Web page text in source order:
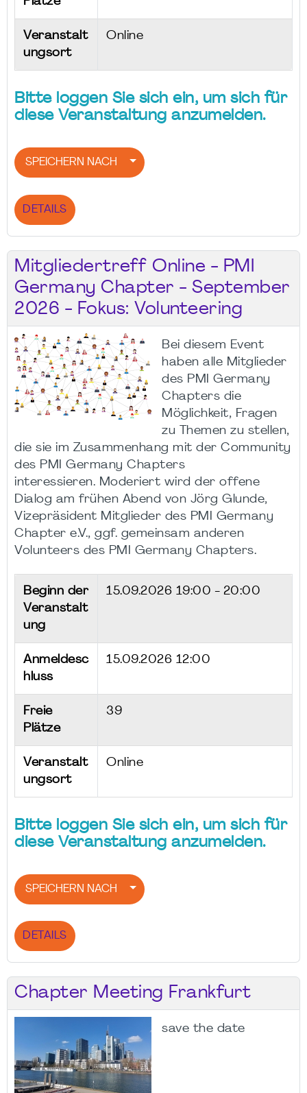
Veranstalt
ungsort
Online
Bitte loggen Sie sich ein, um sich für
diese Veranstaltung anzumelden.
SPEICHERN NACH
DETAILS
Mitgliedertreff Online - PMI
Germany Chapter - September
2026 - Fokus: Volunteering
Bei diesem Event
haben alle Mitglieder
des PMI Germany
Chapters die
Möglichkeit, Fragen
zu Themen zu stellen,
die sie im Zusammenhang mit der Community
des PMI Germany Chapters
interessieren. Moderiert wird der offene
Dialog am frühen Abend von Jörg Glunde,
Vizepräsident Mitglieder des PMI Germany
Chapter e.V., ggf. gemeinsam anderen
Volunteers des PMI Germany Chapters.
Beginn der
Veranstalt
ung
15.09.2026 19:00 - 20:00
Anmeldesc
hluss
15.09.2026 12:00
Freie
Plätze
39
Veranstalt
ungsort
Online
Bitte loggen Sie sich ein, um sich für
diese Veranstaltung anzumelden.
SPEICHERN NACH
DETAILS
Chapter Meeting Frankfurt
save the date